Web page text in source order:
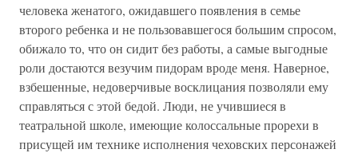
человека женатого, ожидавшего появления в семье
второго ребенка и не пользовавшегося большим спросом,
обижало то, что он сидит без работы, а самые выгодные
роли достаются везучим пидорам вроде меня. Наверное,
взбешенные, недоверчивые восклицания позволяли ему
справляться с этой бедой. Люди, не учившиеся в
театральной школе, имеющие колоссальные прорехи в
присущей им технике исполнения чеховских персонажей